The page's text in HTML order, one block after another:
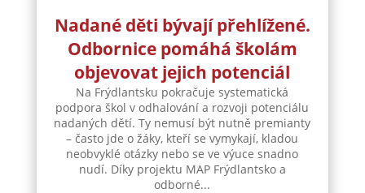
Nadané děti bývají přehlížené.
Odbornice pomáhá školám
objevovat jejich potenciál
Na Frýdlantsku pokračuje systematická
podpora škol v odhalování a rozvoji potenciálu
nadaných dětí. Ty nemusí být nutně premianty
– často jde o žáky, kteří se vymykají, kladou
neobvyklé otázky nebo se ve výuce snadno
nudí. Díky projektu MAP Frýdlantsko a
odborné...